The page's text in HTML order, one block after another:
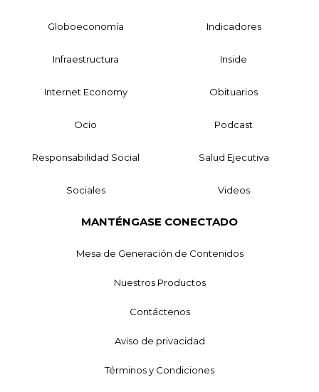
Globoeconomía Indicadores
Infraestructura Inside
Internet Economy Obituarios
Ocio Podcast
Responsabilidad Social Salud Ejecutiva
Sociales Videos
MANTÉNGASE CONECTADO
Mesa de Generación de Contenidos
Nuestros Productos
Contáctenos
Aviso de privacidad
Términos y Condiciones